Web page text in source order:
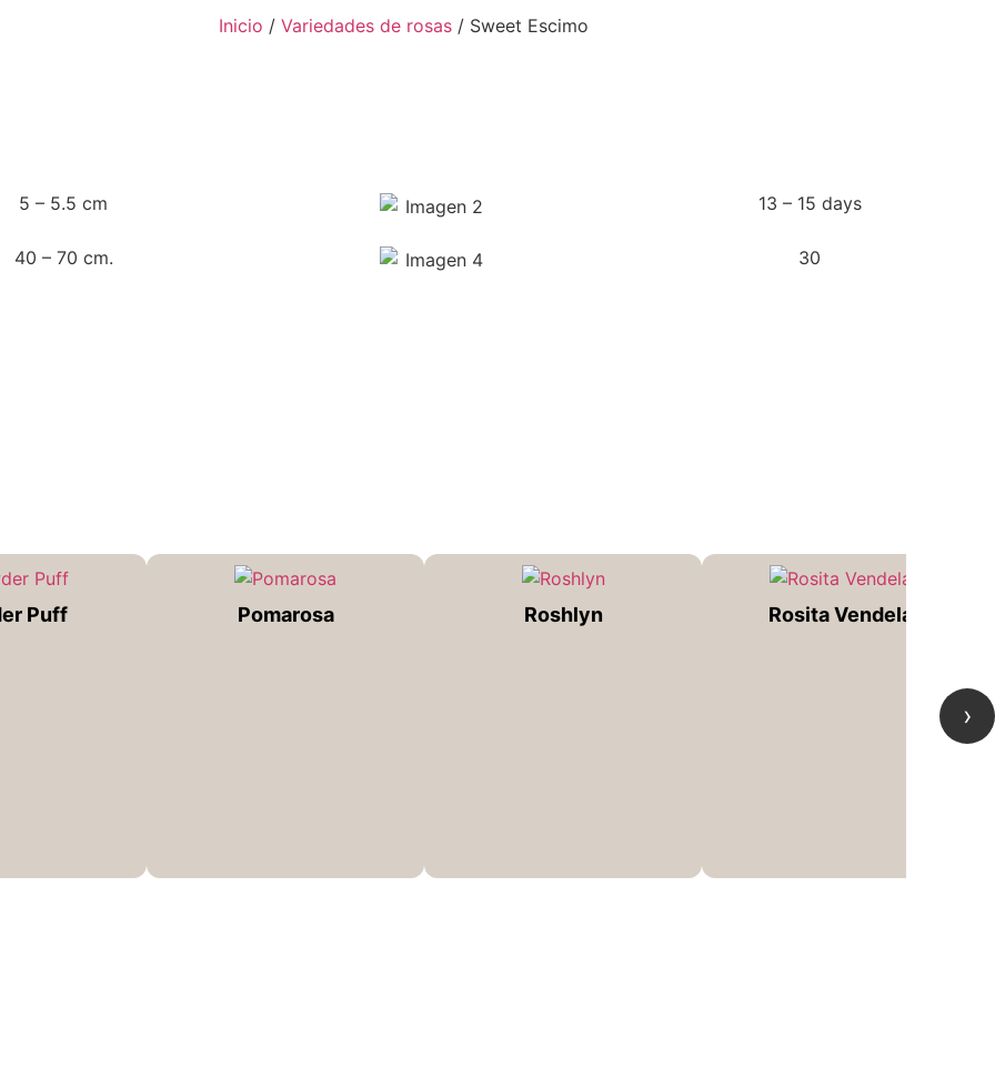
Inicio /Variedades de rosas / Sweet Escimo
5 – 5.5 cm 13 – 15 days
40 – 70 cm. 30
Puff Pomarosa Roshlyn Rosita Vendela
›